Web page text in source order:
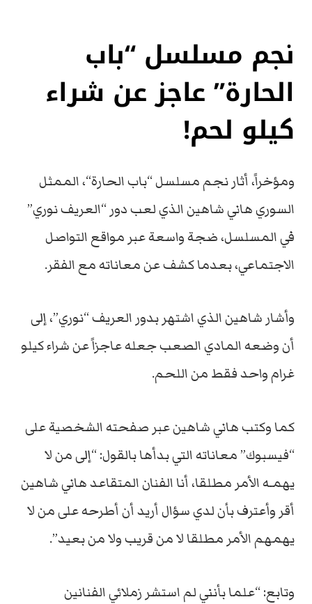
نجم مسلسل “باب
الحارة” عاجز عن شراء
كيلو لحم!
ومؤخراً، أثار نجم مسلسل “باب الحارة“، الممثل
السوري هاني شاهين الذي لعب دور “العريف نوري”
في المسلسل، ضجة واسعة عبر مواقع التواصل
الاجتماعي، بعدما كشف عن معاناته مع الفقر.
وأشار شاهين الذي اشتهر بدور العريف “نوري”، إلى
أن وضعه المادي الصعب جعله عاجزاً عن شراء كيلو
غرام واحد فقط من اللحم.
كما وكتب هاني شاهين عبر صفحته الشخصية على
“فيسبوك” معاناته التي بدأها بالقول: “إلى من لا
يهمـه الأمر مطلقا، أنا الفنان المتقاعد هاني شاهين
أقر وأعترف بأن لدي سؤال أريد أن أطرحه على من لا
يهمهم الأمر مطلقا لا من قريب ولا من بعيد”.
وتابع: “علما بأنني لم استشر زملائي الفنانين